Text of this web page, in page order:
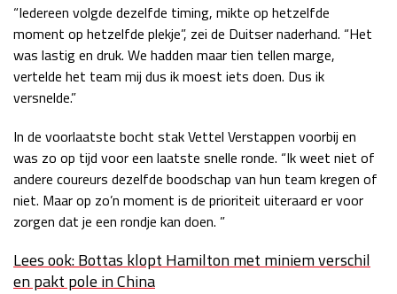
Race
zo 05:00 - 07:00
Kwalificatie
Kwalificatie
za 15:00 - 16:00
Race
zo 14:00 - 16:00
“Iedereen volgde dezelfde timing, mikte op hetzelfde
moment op hetzelfde plekje”, zei de Duitser naderhand. “Het
was lastig en druk. We hadden maar tien tellen marge,
vertelde het team mij dus ik moest iets doen. Dus ik
versnelde.”
In de voorlaatste bocht stak Vettel Verstappen voorbij en
was zo op tijd voor een laatste snelle ronde. “Ik weet niet of
andere coureurs dezelfde boodschap van hun team kregen of
niet. Maar op zo’n moment is de prioriteit uiteraard er voor
zorgen dat je een rondje kan doen. ”
Lees ook: Bottas klopt Hamilton met miniem verschil
en pakt pole in China